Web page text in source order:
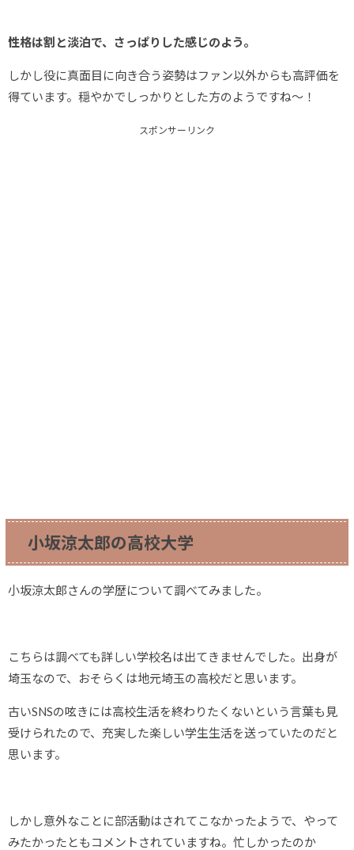
性格は割と淡泊で、さっぱりした感じのよう。
しかし役に真面目に向き合う姿勢はファン以外からも高評価を
得ています。穏やかでしっかりとした方のようですね～！
スポンサーリンク
小坂涼太郎の高校大学
小坂涼太郎さんの学歴について調べてみました。
こちらは調べても詳しい学校名は出てきませんでした。出身が
埼玉なので、おそらくは地元埼玉の高校だと思います。
古いSNSの呟きには高校生活を終わりたくないという言葉も見
受けられたので、充実した楽しい学生生活を送っていたのだと
思います。
しかし意外なことに部活動はされてこなかったようで、やって
みたかったともコメントされていますね。忙しかったのか